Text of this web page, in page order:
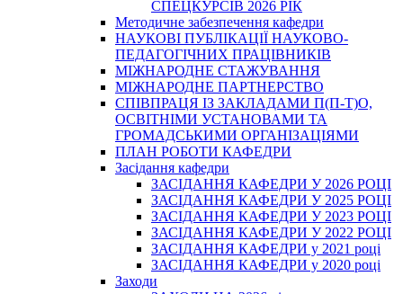
СПЕЦКУРСІВ 2026 РІК
Методичне забезпечення кафедри
НАУКОВІ ПУБЛІКАЦІЇ НАУКОВО-
ПЕДАГОГІЧНИХ ПРАЦІВНИКІВ
МІЖНАРОДНЕ СТАЖУВАННЯ
МІЖНАРОДНЕ ПАРТНЕРСТВО
СПІВПРАЦЯ ІЗ ЗАКЛАДАМИ П(П-Т)О,
ОСВІТНІМИ УСТАНОВАМИ ТА
ГРОМАДСЬКИМИ ОРГАНІЗАЦІЯМИ
ПЛАН РОБОТИ КАФЕДРИ
Засідання кафедри
ЗАСІДАННЯ КАФЕДРИ У 2026 РОЦІ
ЗАСІДАННЯ КАФЕДРИ У 2025 РОЦІ
ЗАСІДАННЯ КАФЕДРИ У 2023 РОЦІ
ЗАСІДАННЯ КАФЕДРИ У 2022 РОЦІ
ЗАСІДАННЯ КАФЕДРИ у 2021 році
ЗАСІДАННЯ КАФЕДРИ у 2020 році
Заходи